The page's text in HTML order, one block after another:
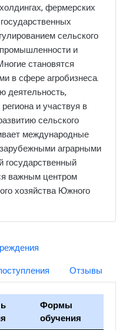
фермерских
сельского
и
становятся
в сфере агробизнеса.
деятельность,
и участвуя в
сельского
международные
аграрными
государственный
важным центром
хозяйства Южного
Отзывы
Формы
обучения